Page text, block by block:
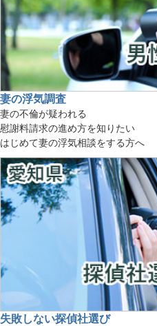
妻の浮気調査
妻の不倫が疑われる
慰謝料請求の進め方を知りたい
はじめて妻の浮気相談をする方へ
失敗しない探偵社選び